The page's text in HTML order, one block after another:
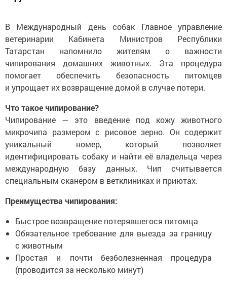
В Международный день собак Главное управление
ветеринарии Кабинета Министров Республики
Татарстан напомнило жителям о важности
чипирования домашних животных. Эта процедура
помогает обеспечить безопасность питомцев
и упрощает их возвращение домой в случае потери.
Что такое чипирование?
Чипирование — это введение под кожу животного
микрочипа размером с рисовое зерно. Он содержит
уникальный номер, который позволяет
идентифицировать собаку и найти её владельца через
международную базу данных. Чип считывается
специальным сканером в ветклиниках и приютах.
Преимущества чипирования:
Быстрое возвращение потерявшегося питомца
Обязательное требование для выезда за границу
с животным
Простая и почти безболезненная процедура
(проводится за несколько минут)